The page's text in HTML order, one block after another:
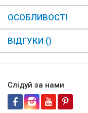
ОСОБЛИВОСТІ
ВІДГУКИ ()
Слідуй за нами